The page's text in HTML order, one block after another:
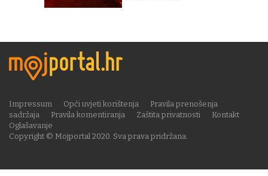
Copyright © Mojportal 2020. Sva prava pridržana.
Impressum Opći uvjeti korištenja
Pravila prenošenja
sadržaja
Pravila komentiranja Zaštita privatnosti
Kontakt
Oglašavanje